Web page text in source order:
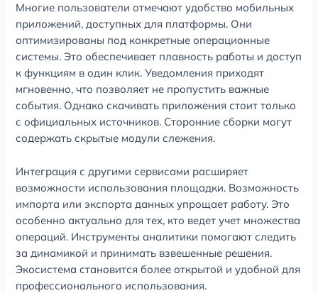
Многие пользователи отмечают удобство мобильных
приложений, доступных для платформы. Они
оптимизированы под конкретные операционные
системы. Это обеспечивает плавность работы и доступ
к функциям в один клик. Уведомления приходят
мгновенно, что позволяет не пропустить важные
события. Однако скачивать приложения стоит только
с официальных источников. Сторонние сборки могут
содержать скрытые модули слежения.
Интеграция с другими сервисами расширяет
возможности использования площадки. Возможность
импорта или экспорта данных упрощает работу. Это
особенно актуально для тех, кто ведет учет множества
операций. Инструменты аналитики помогают следить
за динамикой и принимать взвешенные решения.
Экосистема становится более открытой и удобной для
профессионального использования.